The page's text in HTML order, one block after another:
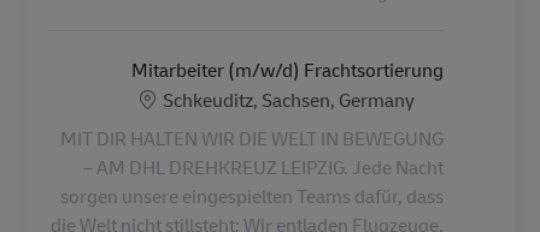
Mitarbeiter (m/w/d) Frachtsortierung
الموقع
Schkeuditz, Sachsen, Germany
MIT DIR HALTEN WIR DIE WELT IN BEWEGUNG
– AM DHL DREHKREUZ LEIPZIG. Jede Nacht
sorgen unsere eingespielten Teams dafür, dass
die Welt nicht stillsteht: Wir entladen Flugzeuge,